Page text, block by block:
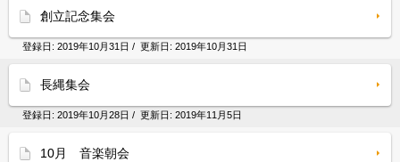
創立記念集会
登録日: 2019年10月31日 / 更新日: 2019年10月31日
長縄集会
登録日: 2019年10月28日 / 更新日: 2019年11月5日
10月 音楽朝会